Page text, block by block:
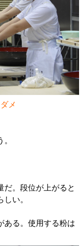
メ
だ。段位が上がると
い。
ある。使用する粉は